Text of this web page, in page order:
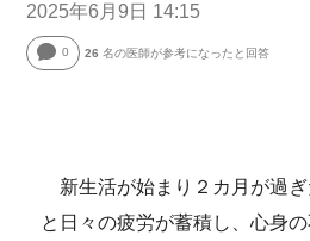
2025年6月9日 14:15
0 26 名の医師が参考になったと回答
新生活が始まり２カ月が過ぎ
と日々の疲労が蓄積し、心身